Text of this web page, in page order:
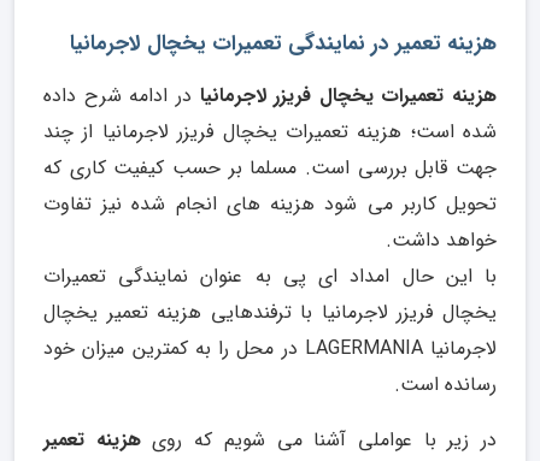
هزینه تعمیر در نمایندگی تعمیرات یخچال لاجرمانیا
هزینه تعمیرات یخچال فریزر لاجرمانیا در ادامه شرح داده
شده است؛ هزینه تعمیرات یخچال فریزر لاجرمانیا از چند
جهت قابل بررسی است. مسلما بر حسب کیفیت کاری که
تحویل کاربر می شود هزینه های انجام شده نیز تفاوت
خواهد داشت.
با این حال امداد ای پی به عنوان نمایندگی تعمیرات
یخچال فریزر لاجرمانیا با ترفندهایی هزینه تعمیر یخچال
لاجرمانیا LAGERMANIA در محل را به کمترین میزان خود
رسانده است.
در زیر با عواملی آشنا می شویم که رویهزینه تعمیر